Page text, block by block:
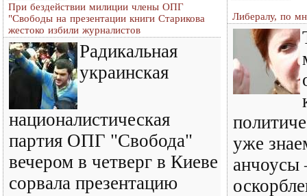
При бездействии милиции члены ОПГ
"Свободы на презентации книги Старикова
жестоко избили журналистов
Радикальная
украинская
националистическая
партия ОПГ "Свобода"
вечером в четверг в Киеве
сорвала презентацию
Либералу, по
уже
анчоусы